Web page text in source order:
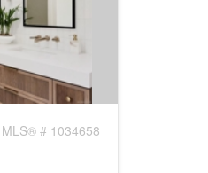
MLS® # 1034658